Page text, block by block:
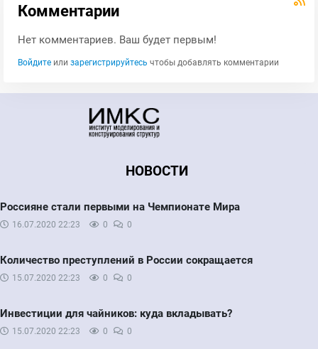
Комментарии
Нет комментариев. Ваш будет первым!
Войдите или зарегистрируйтесь чтобы добавлять комментарии
НОВОСТИ
Россияне стали первыми на Чемпионате Мира
16.07.2020 22:23 0 0
Количество преступлений в России сокращается
15.07.2020 22:23 0 0
Инвестиции для чайников: куда вкладывать?
15.07.2020 22:23 0 0